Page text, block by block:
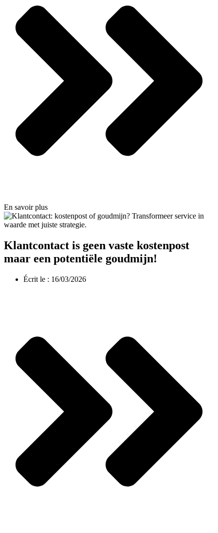
En savoir plus
Klantcontact is geen vaste kostenpost
maar een potentiële goudmijn!
Écrit le : 16/03/2026